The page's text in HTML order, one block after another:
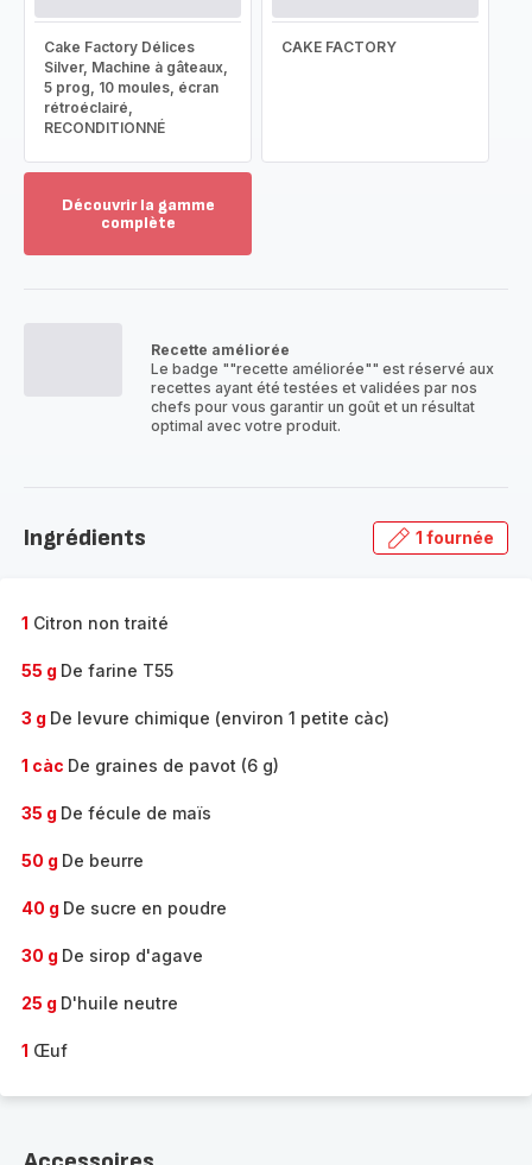
Cake Factory Délices
Silver, Machine à gâteaux,
5 prog, 10 moules, écran
rétroéclairé,
RECONDITIONNÉ
CAKE FACTORY
Découvrir la gamme
complète
Recette améliorée
Le badge ""recette améliorée"" est réservé aux
recettes ayant été testées et validées par nos
chefs pour vous garantir un goût et un résultat
optimal avec votre produit.
Ingrédients 1 fournée
1 Citron non traité
55 g De farine T55
3 g De levure chimique (environ 1 petite càc)
1 càc De graines de pavot (6 g)
35 g De fécule de maïs
50 g De beurre
40 g De sucre en poudre
30 g De sirop d'agave
25 g D'huile neutre
1 Œuf